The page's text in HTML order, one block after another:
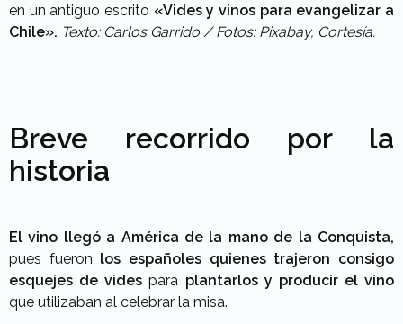
en un antiguo escrito «Vides y vinos para evangelizar a
Chile». Texto: Carlos Garrido / Fotos: Pixabay, Cortesía.
Breve recorrido por la
historia
El vino llegó a América de la mano de la Conquista,
pues fueron los españoles quienes trajeron consigo
esquejes de vides para plantarlos y producir el vino
que utilizaban al celebrar la misa.